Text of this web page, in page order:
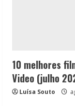
10 melhores
Video (julho
Luísa Souto